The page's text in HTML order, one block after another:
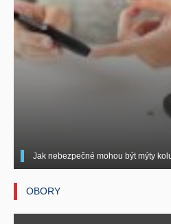
Jak nebezpečné mohou být mýty
OBORY